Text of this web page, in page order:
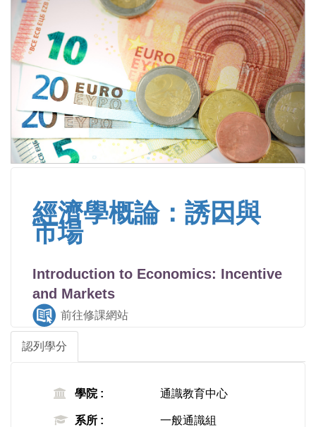
經濟學概論：誘因與
市場
Introduction to Economics: Incentive
and Markets
前往修課網站
認列學分
學院 : 通識教育中心
系所 : 一般通識組